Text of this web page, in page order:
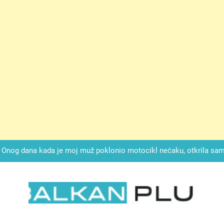
Onog dana kada je moj muž poklonio motocikl nećaku, otkrila
SAM ČAŠU: BIO JE SIN ŽENE ZA KOJU SU
mi je svekrva čupala infuziju i šaptala da umrem kako bi se
nije znala da je ispod zavoja ostao gumb koji je snimao svaku